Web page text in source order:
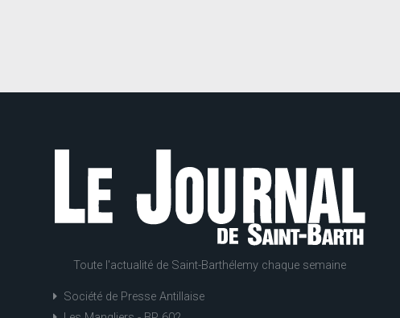
Toute l'actualité de Saint-Barthélemy chaque semaine
Société de Presse Antillaise